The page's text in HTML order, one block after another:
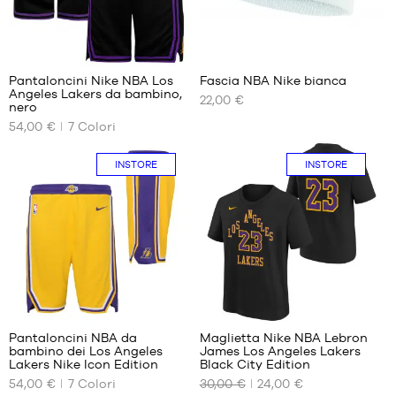
bambino
XL -
bambino
- da 165
I
NOSTRI
FORMATI
bambino
- da 1,35
m a 1,50
m
L -
bambino
- da 1,50
m a 1,65
XL -
bambino
- da 165
192
Pantaloncini Nike NBA Los
Angeles Lakers da bambino,
nero
54,00 €
7Colori
I
unica
Fascia NBA Nike bianca
22,00 €
INSTORE
I
FORMATI
192
Pantaloncini NBA da
bambino dei Los Angeles
Lakers Nike Icon Edition
54,00 €
7Colori
INSTORE
I
FORMATI
1
Maglietta Nike NBA Lebron
James Los Angeles Lakers
Black City Edition
30,00 €
24,00 €